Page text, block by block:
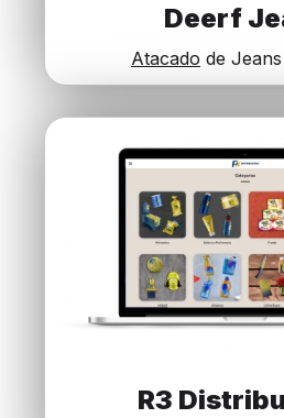
Deerf
Atacado de
R3